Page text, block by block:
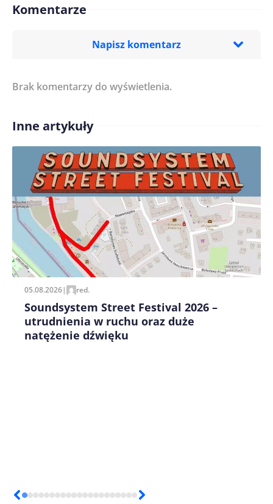
Komentarze
Napisz komentarz
Treść komentarza*
Imię/ Nick*
Zapamiętaj moje dane w tej przeglądarce podczas
pisania kolejnych komentarzy.
Brak komentarzy do wyświetlenia.
Inne artykuły
05.08.2026| red.
Soundsystem Street Festival 2026 –
utrudnienia w ruchu oraz duże
natężenie dźwięku